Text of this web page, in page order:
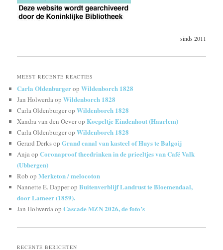
sinds 2011
MEEST RECENTE REACTIES
Carla OldenburgeropWildenborch 1828
Jan HolwerdaopWildenborch 1828
Carla OldenburgeropWildenborch 1828
Xandra van den OeveropKoepeltje Eindenhout (Haarlem)
Carla OldenburgeropWildenborch 1828
Gerard DerksopGrand canal van kasteel of Huys te Balgoij
AnjaopCoronaproof theedrinken in de prieeltjes van Café Valk
(Ubbergen)
Rob opMerketon / melocoton
Nannette E. DapperopBuitenverblijf Landrust te Bloemendaal,
door Lameer (1859).
Jan HolwerdaopCascade MZN 2026, de foto’s
RECENTE BERICHTEN